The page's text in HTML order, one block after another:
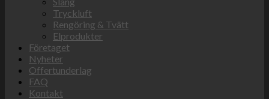
Tryckluft
Rengöring & Tvätt
Elprodukter
Företaget
Nyheter
Offertunderlag
FAQ
Kontakt